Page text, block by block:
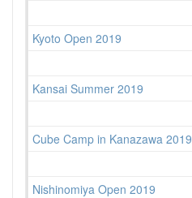
Kyoto Open 2019
Kansai Summer 2019
Cube Camp in Kanazawa 2019
Nishinomiya Open 2019